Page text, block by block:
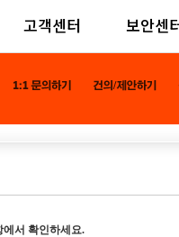
고객센터 보안센
서 확인하세요.